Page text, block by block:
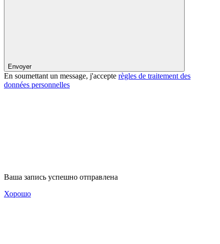
Envoyer
En soumettant un message, j'accepte règles de traitement des
données personnelles
Ваша запись успешно отправлена
Хорошо